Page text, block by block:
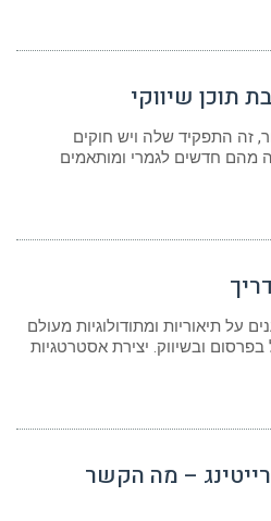
תוכן שיווקי
זה התפקיד שלה ויש חוקים
מהם חדשים לגמרי ומותאמים
על תיאוריות ומתודולוגיות מעולם
ובשיווק. יצירת אסטרטגיות
– מה הקשר